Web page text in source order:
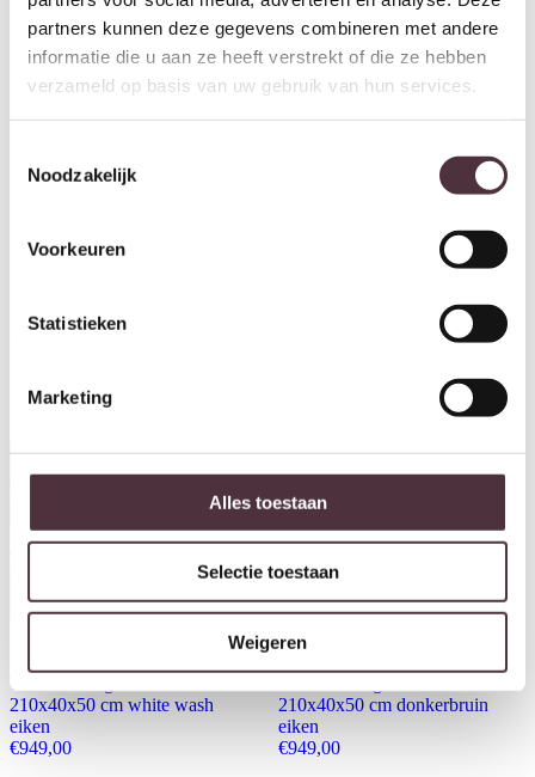
partners kunnen deze gegevens combineren met andere
informatie die u aan ze heeft verstrekt of die ze hebben
verzameld op basis van uw gebruik van hun services.
Noodzakelijk
Voorkeuren
Statistieken
Marketing
Alles toestaan
Selectie toestaan
Weigeren
Claremont brown
Tower Living tv meubel Allure
210x40x50 cm white wash
eiken
€949,00
210x40x50 cm donkerbruin
eiken
€949,00